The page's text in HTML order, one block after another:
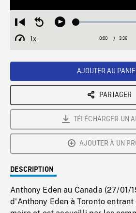
Restart
from
beginning
Seek
Play Loaded:
1x
Playback
Current
0:00 / 3:36
AJOUTER AU
PARTAGER
TÉLÉCHARGER UN
AJOUTER À UN
DESCRIPTION
Anthony Eden au Canada (27/01/
d'Anthony Eden à Toronto